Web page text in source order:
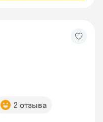
2 отзыва